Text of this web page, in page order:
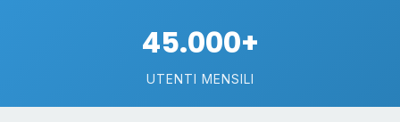
45.000+
UTENTI MENSILI